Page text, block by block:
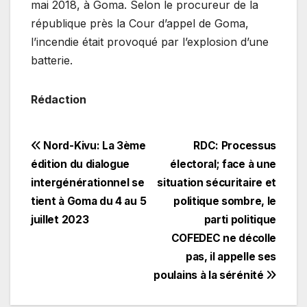
mai 2018, à Goma. Selon le procureur de la
république près la Cour d’appel de Goma,
l’incendie était provoqué par l’explosion d’une
batterie.
Rédaction
Navigation
de
l’article
RDC: Processus
électoral; face à une
situation sécuritaire et
politique sombre, le
parti politique
COFEDEC ne décolle
pas, il appelle ses
poulains à la sérénité
Nord-Kivu: La 3ème
édition du dialogue
intergénérationnel se
tient à Goma du 4 au 5
juillet 2023